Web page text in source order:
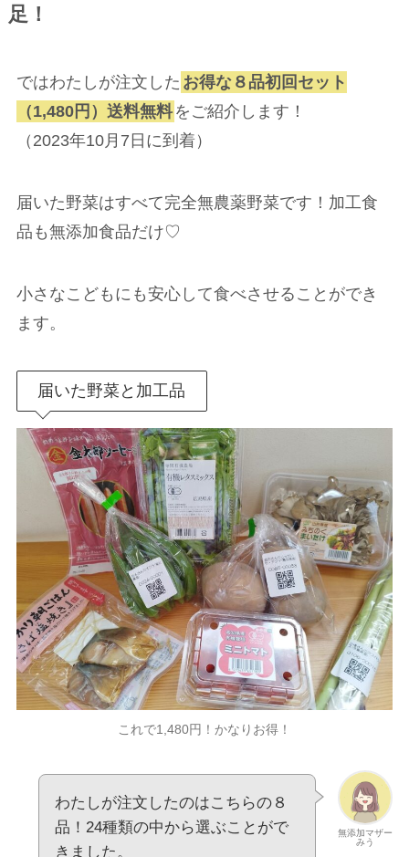
足！
ではわたしが注文した お得な８品初回セット
（1,480円）送料無料 をご紹介します！
（2023年10月7日に到着）
届いた野菜はすべて完全無農薬野菜です！加工食
品も無添加食品だけ♡
小さなこどもにも安心して食べさせることができ
ます。
届いた野菜と加工品
これで1,480円！かなりお得！
無添加マザー
みう
わたしが注文したのはこちらの８
品！24種類の中から選ぶことがで
きました。